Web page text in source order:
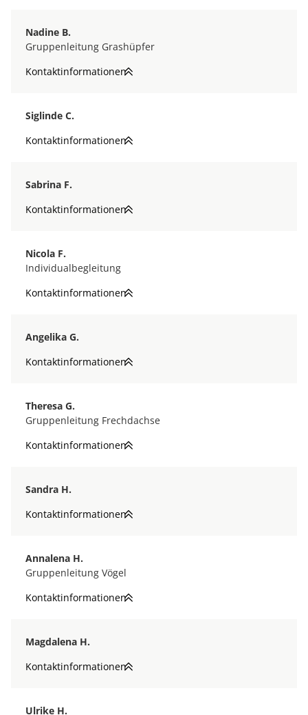
Nadine B.
Gruppenleitung Grashüpfer
Kontaktinformationen
Siglinde C.
Kontaktinformationen
Sabrina F.
Kontaktinformationen
Nicola F.
Individualbegleitung
Kontaktinformationen
Angelika G.
Kontaktinformationen
Theresa G.
Gruppenleitung Frechdachse
Kontaktinformationen
Sandra H.
Kontaktinformationen
Annalena H.
Gruppenleitung Vögel
Kontaktinformationen
Magdalena H.
Kontaktinformationen
Ulrike H.